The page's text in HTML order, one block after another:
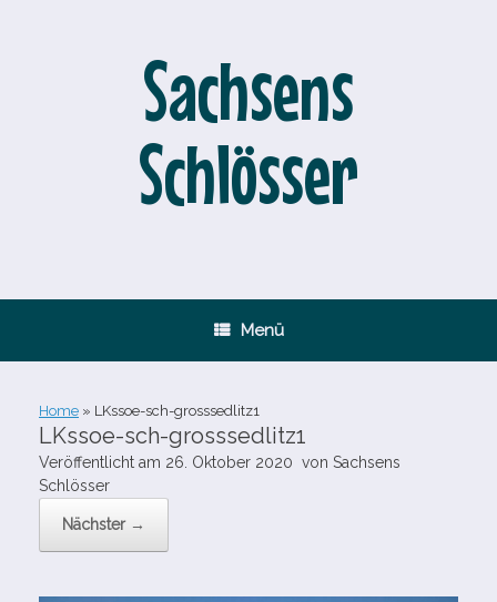
Sachsens
Schlösser
Menü
Home » LKssoe-​sch-​grosssedlitz1
LKssoe-​sch-​grosssedlitz1
Veröffentlicht am 26. Oktober 2020 von Sachsens
Schlösser
Nächster →